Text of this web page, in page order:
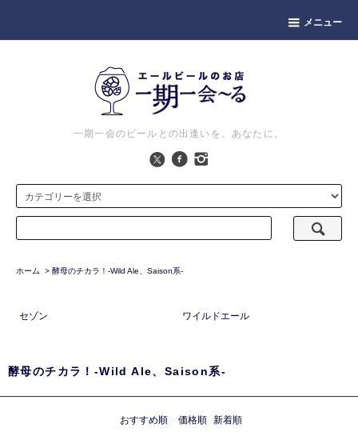
メニュー
一期一会のビールとの出逢いを、あなたに。
ホーム > 酵母のチカラ！-Wild Ale、Saison系-
セゾン ワイルドエール
酵母のチカラ！-Wild Ale、Saison系-
おすすめ順 価格順 新着順